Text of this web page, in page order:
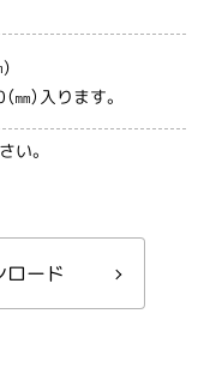
)
）入ります。
い。
ード